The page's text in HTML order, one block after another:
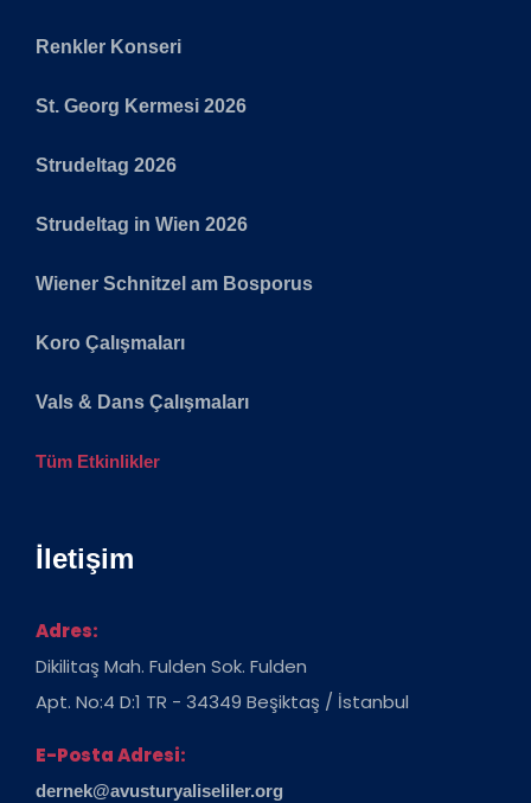
Renkler Konseri
St. Georg Kermesi 2026
Strudeltag 2026
Strudeltag in Wien 2026
Wiener Schnitzel am Bosporus
Koro Çalışmaları
Vals & Dans Çalışmaları
Tüm Etkinlikler
İletişim
Adres:
Dikilitaş Mah. Fulden Sok. Fulden
Apt. No:4 D:1 TR - 34349 Beşiktaş / İstanbul
E-Posta Adresi:
dernek@avusturyaliseliler.org